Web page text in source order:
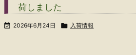
荷しました
 2026年6月24日  入荷情報